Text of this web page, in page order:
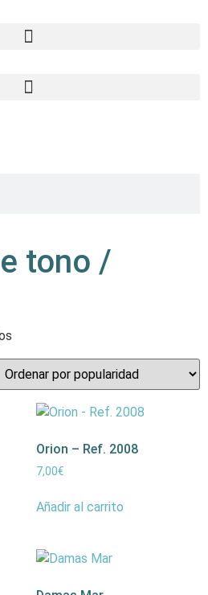
tono /
Orion – Ref. 2008
7,00€
Añadir al carrito